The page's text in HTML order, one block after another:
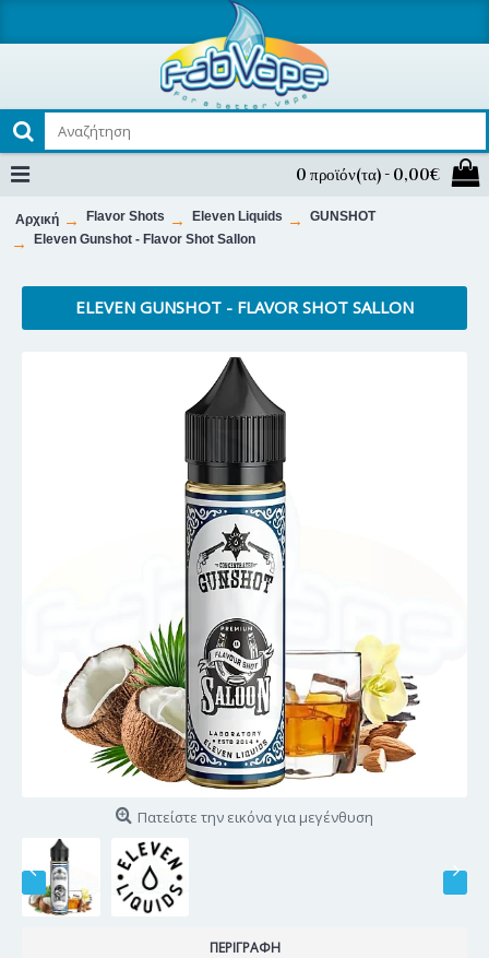
0 προϊόν(τα) - 0,00€
Αρχική Flavor Shots Eleven Liquids
GUNSHOT
Eleven Gunshot - Flavor Shot Sallon
ELEVEN GUNSHOT - FLAVOR SHOT SALLON
Πατείστε την εικόνα για μεγένθυση
ΠΕΡΙΓΡΑΦΉ